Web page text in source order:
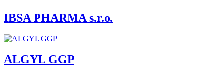
IBSA PHARMA s.r.o.
ALGYL GGP